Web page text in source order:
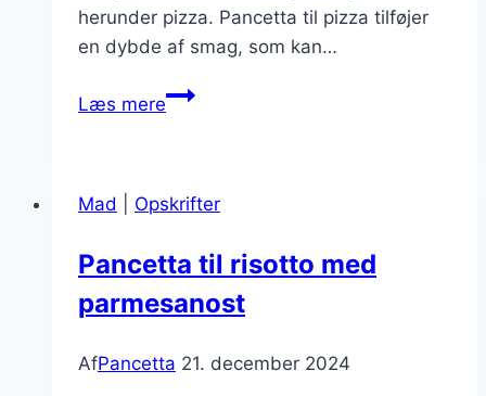
herunder pizza. Pancetta til pizza tilføjer
en dybde af smag, som kan…
Læs merePancetta
ekstra
Mad Opskrifter
Pancetta til risotto med
parmesanost
AfPancetta 21. december 2024